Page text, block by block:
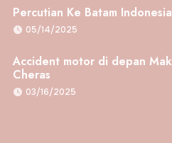
Percutian Ke Batam Indonesia
05/14/2025
Accident motor di depan
Cheras
03/16/2025